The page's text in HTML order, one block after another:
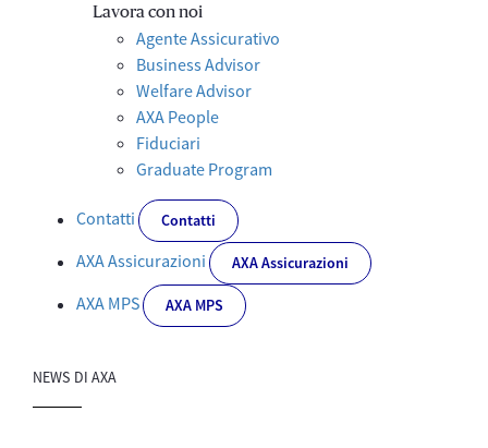
Lavora con noi
Agente Assicurativo
Business Advisor
Welfare Advisor
AXA People
Fiduciari
Graduate Program
Contatti Contatti
AXA Assicurazioni AXA Assicurazioni
AXA MPS AXA MPS
NEWS DI AXA